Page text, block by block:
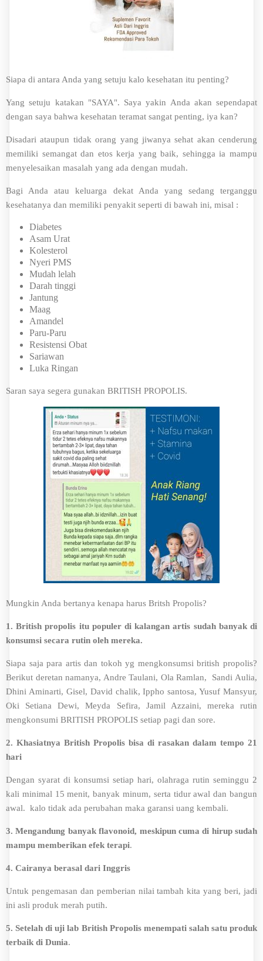
Siapa di antara Anda yang setuju kalo kesehatan itu penting?
Yang setuju katakan "SAYA". Saya yakin Anda akan sependapat
dengan saya bahwa kesehatan teramat sangat penting, iya kan?
Disadari ataupun tidak orang yang jiwanya sehat akan cenderung
memiliki semangat dan etos kerja yang baik, sehingga ia mampu
menyelesaikan masalah yang ada dengan mudah.
Bagi Anda atau keluarga dekat Anda yang sedang terganggu
kesehatanya dan memiliki penyakit seperti di bawah ini, misal :
Diabetes
Asam Urat
Kolesterol
Nyeri PMS
Mudah lelah
Darah tinggi
Jantung
Maag
Amandel
Paru-Paru
Resistensi Obat
Sariawan
Luka Ringan
Saran saya segera gunakan BRITISH PROPOLIS.
Mungkin Anda bertanya kenapa harus Britsh Propolis?
1. British propolis itu populer di kalangan artis sudah banyak di
konsumsi secara rutin oleh mereka.
Siapa saja para artis dan tokoh yg mengkonsumsi british propolis?
Berikut deretan namanya, Andre Taulani, Ola Ramlan, Sandi Aulia,
Dhini Aminarti, Gisel, David chalik, Ippho santosa, Yusuf Mansyur,
Oki Setiana Dewi, Meyda Sefira, Jamil Azzaini, mereka rutin
mengkonsumi BRITISH PROPOLIS setiap pagi dan sore.
2. Khasiatnya British Propolis bisa di rasakan dalam tempo 21
hari
Dengan syarat di konsumsi setiap hari, olahraga rutin seminggu 2
kali minimal 15 menit, banyak minum, serta tidur awal dan bangun
awal. kalo tidak ada perubahan maka garansi uang kembali.
3. Mengandung banyak flavonoid, meskipun cuma di hirup sudah
mampu memberikan efek terapi.
4. Cairanya berasal dari Inggris
Untuk pengemasan dan pemberian nilai tambah kita yang beri, jadi
ini asli produk merah putih.
5. Setelah di uji lab British Propolis menempati salah satu produk
terbaik di Dunia.